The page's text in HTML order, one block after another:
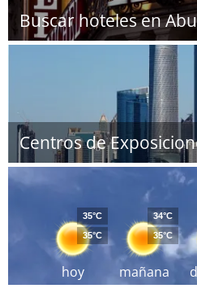
Buscar hoteles en
Centros de
hoy
35°C
35°C
mañana
34°C
35°C